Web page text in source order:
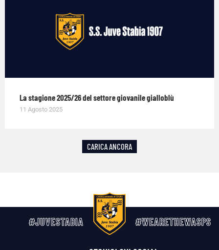
La stagione 2025/26 del settore giovanile gialloblù
11 Agosto 2025
CARICA ANCORA
#JUVESTABIA #WEARETHEWASPS